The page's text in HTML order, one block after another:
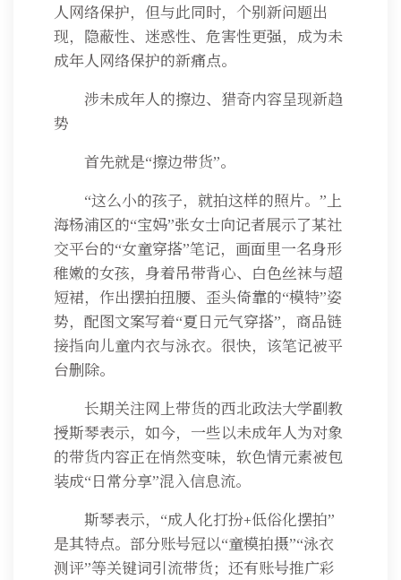
人网络保护，但与此同时，个别新问题出
现，隐蔽性、迷惑性、危害性更强，成为未
成年人网络保护的新痛点。
涉未成年人的擦边、猎奇内容呈现新趋
势
首先就是“擦边带货”。
“这么小的孩子，就拍这样的照片。”上
海杨浦区的“宝妈”张女士向记者展示了某社
交平台的“女童穿搭”笔记，画面里一名身形
稚嫩的女孩，身着吊带背心、白色丝袜与超
短裙，作出摆拍扭腰、歪头倚靠的“模特”姿
势，配图文案写着“夏日元气穿搭”，商品链
接指向儿童内衣与泳衣。很快，该笔记被平
台删除。
长期关注网上带货的西北政法大学副教
授斯琴表示，如今，一些以未成年人为对象
的带货内容正在悄然变味，软色情元素被包
装成“日常分享”混入信息流。
斯琴表示，“成人化打扮+低俗化摆拍”
是其特点。部分账号冠以“童模拍摄”“泳衣
测评”等关键词引流带货；还有账号推广彩